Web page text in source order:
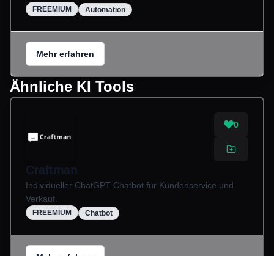
FREEMIUM Automation
Mehr erfahren
Ähnliche KI Tools
0
Craftman
Individueller ChatGPT-Chatbot für Kundenservice und
Verkauf.
FREEMIUM Chatbot